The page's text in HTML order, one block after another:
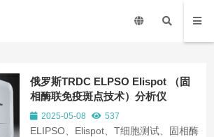
俄罗斯TRDC ELPSO Elispot （固
相酶联免疫斑点技术）分析仪
2025-05-08 537
ELIPSO、Elispot、T细胞测试、固相酶